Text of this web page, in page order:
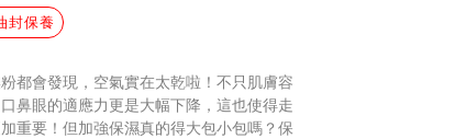
封保養
都會發現，空氣實在太乾啦！不只肌膚容
鼻眼的適應力更是大幅下降，這也使得走
重要！但加強保濕真的得大包小包嗎？保